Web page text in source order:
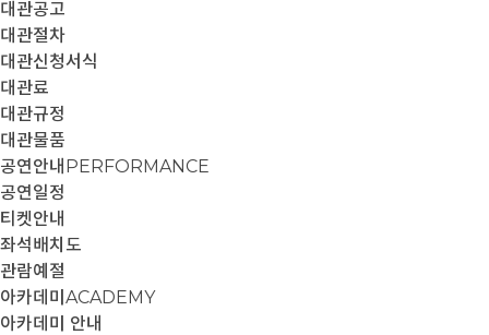
대관공고
대관절차
대관신청서식
대관료
대관규정
대관물품
공연안내 PERFORMANCE
공연일정
티켓안내
좌석배치도
관람예절
아카데미 ACADEMY
아카데미 안내